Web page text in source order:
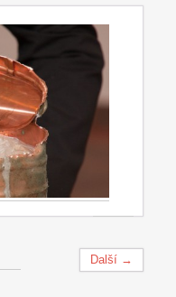
Další →